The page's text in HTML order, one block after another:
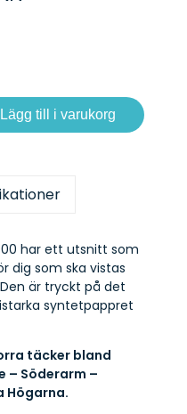
Lägg till i varukorg
har ett utsnitt som
dig som ska vistas
är tryckt på det
syntetpappret
täcker bland
– Söderarm –
Högarna.